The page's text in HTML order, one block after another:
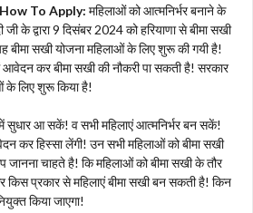
To Apply: महिलाओं को आत्मनिर्भर बनाने के
जी के द्वारा 9 दिसंबर 2024 को हरियाणा से बीमा सखी
बीमा सखी योजना महिलाओं के लिए शुरू की गयी है!
आवेदन कर बीमा सखी की नौकरी पा सकती है! सरकार
के लिए शुरू किया है!
सुधार आ सकें! व सभी महिलाएं आत्मनिर्भर बन सकें!
कर हिस्सा लेंगी! उन सभी महिलाओं को बीमा सखी
चाहते है! कि महिलाओं को बीमा सखी के तौर
किस प्रकार से महिलाएं बीमा सखी बन सकती है! किन
किया जाएगा!